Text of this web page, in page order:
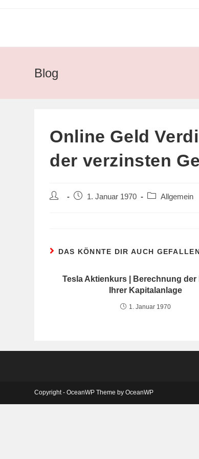
Blog
Online Geld
der verzinsten
Beitrags-Beitrag1. Januar 1970
Beitrags-
Allgemein
DAS KÖNNTE DIR AUCH
Tesla Aktienkurs | Berechnung der
Ihrer Kapitalanlage
1. Januar 1970
Copyright - OceanWP Theme by OceanWP